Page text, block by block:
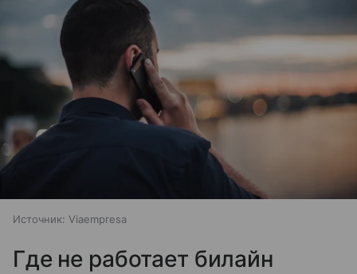
Источник: Viaempresa
Где не работает билайн